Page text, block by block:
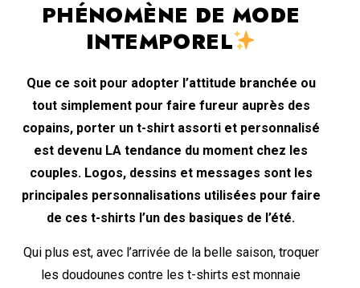
PHÉNOMÈNE DE MODE
INTEMPOREL
Que ce soit pour adopter l’attitude branchée ou
tout simplement pour faire fureur auprès des
copains, porter un t-shirt assorti et personnalisé
est devenu LA tendance du moment chez les
couples. Logos, dessins et messages sont les
principales personnalisations utilisées pour faire
de ces t-shirts l’un des basiques de l’été.
Qui plus est, avec l’arrivée de la belle saison, troquer
les doudounes contre les t-shirts est monnaie